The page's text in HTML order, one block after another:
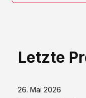
Letzte
26. Mai 2026